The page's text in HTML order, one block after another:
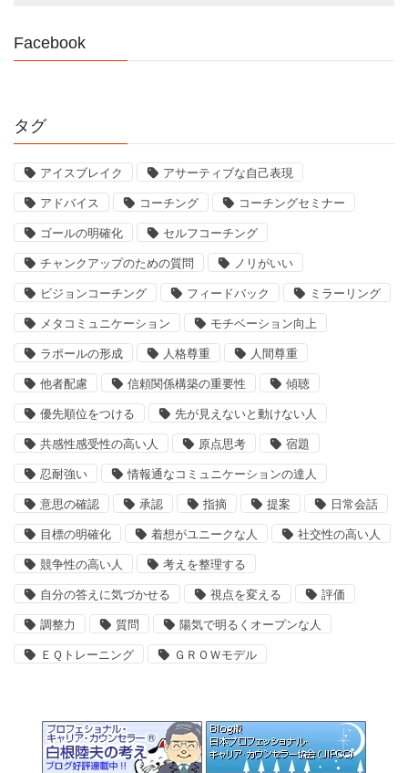
Facebook
タグ
アイスブレイク アサーティブな自己表現
アドバイス コーチング コーチングセミナー
ゴールの明確化 セルフコーチング
チャンクアップのための質問 ノリがいい
ビジョンコーチング フィードバック ミラーリング
メタコミュニケーション モチベーション向上
ラポールの形成 人格尊重 人間尊重
他者配慮 信頼関係構築の重要性 傾聴
優先順位をつける 先が見えないと動けない人
共感性感受性の高い人 原点思考 宿題
忍耐強い 情報通なコミュニケーションの達人
意思の確認 承認 指摘 提案 日常会話
目標の明確化 着想がユニークな人 社交性の高い人
競争性の高い人 考えを整理する
自分の答えに気づかせる 視点を変える 評価
調整力 質問 陽気で明るくオープンな人
ＥＱトレーニング ＧＲＯＷモデル